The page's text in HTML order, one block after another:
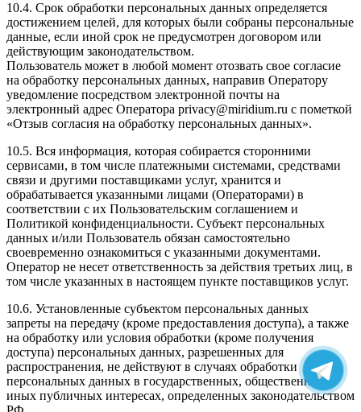
10.4. Срок обработки персональных данных определяется
достижением целей, для которых были собраны персональные
данные, если иной срок не предусмотрен договором или
действующим законодательством.
Пользователь может в любой момент отозвать свое согласие
на обработку персональных данных, направив Оператору
уведомление посредством электронной почты на
электронный адрес Оператора privacy@miridium.ru с пометкой
«Отзыв согласия на обработку персональных данных».
10.5. Вся информация, которая собирается сторонними
сервисами, в том числе платежными системами, средствами
связи и другими поставщиками услуг, хранится и
обрабатывается указанными лицами (Операторами) в
соответствии с их Пользовательским соглашением и
Политикой конфиденциальности. Субъект персональных
данных и/или Пользователь обязан самостоятельно
своевременно ознакомиться с указанными документами.
Оператор не несет ответственность за действия третьих лиц, в
том числе указанных в настоящем пункте поставщиков услуг.
10.6. Установленные субъектом персональных данных
запреты на передачу (кроме предоставления доступа), а также
на обработку или условия обработки (кроме получения
доступа) персональных данных, разрешенных для
распространения, не действуют в случаях обработки
персональных данных в государственных, общественных и
иных публичных интересах, определенных законодательством